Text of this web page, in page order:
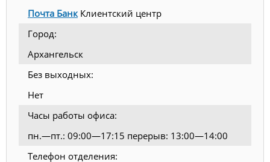
Почта БанкКлиентский центр
Город:
Архангельск
Без выходных:
Нет
Часы работы офиса:
пн.—пт.: 09:00—17:15 перерыв: 13:00—14:00
Телефон отделения: